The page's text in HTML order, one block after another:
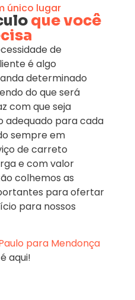
único lugar
que você
de
é algo
determinado
do que será
com que seja
adequado para cada
sempre em
de carreto
e com valor
colhemos as
para ofertar
para nossos
para Mendonça
é aqui!